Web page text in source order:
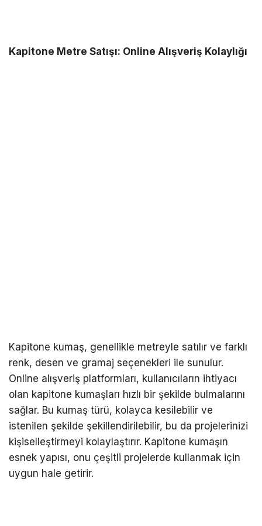
Kapitone Metre Satışı: Online Alışveriş Kolaylığı
Kapitone kumaş, genellikle metreyle satılır ve farklı
renk, desen ve gramaj seçenekleri ile sunulur.
Online alışveriş platformları, kullanıcıların ihtiyacı
olan kapitone kumaşları hızlı bir şekilde bulmalarını
sağlar. Bu kumaş türü, kolayca kesilebilir ve
istenilen şekilde şekillendirilebilir, bu da projelerinizi
kişiselleştirmeyi kolaylaştırır. Kapitone kumaşın
esnek yapısı, onu çeşitli projelerde kullanmak için
uygun hale getirir.